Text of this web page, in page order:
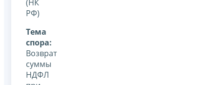
(НК
РФ)
Тема
спора:
Возврат
суммы
НДФЛ